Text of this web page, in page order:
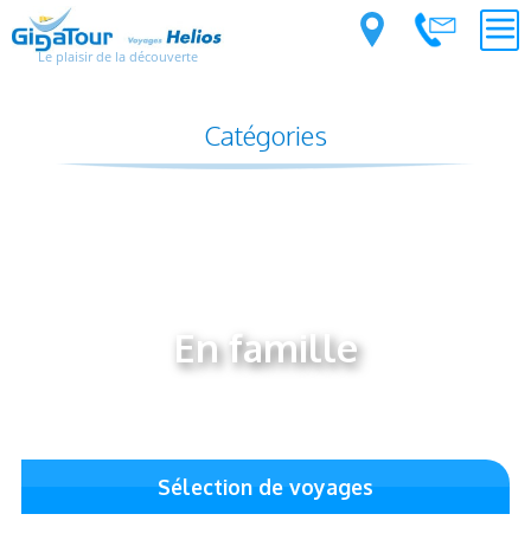
Le plaisir de la découverte
Catégories
En famille
Sélection de voyages